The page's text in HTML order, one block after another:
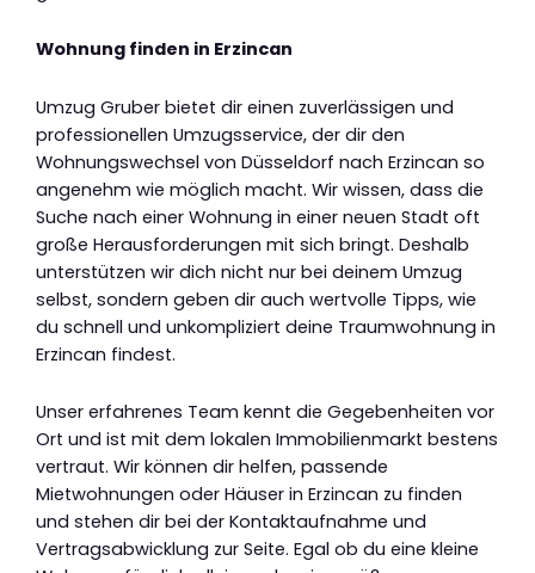
Wohnung finden in Erzincan
Umzug Gruber bietet dir einen zuverlässigen und
professionellen Umzugsservice, der dir den
Wohnungswechsel von Düsseldorf nach Erzincan so
angenehm wie möglich macht. Wir wissen, dass die
Suche nach einer Wohnung in einer neuen Stadt oft
große Herausforderungen mit sich bringt. Deshalb
unterstützen wir dich nicht nur bei deinem Umzug
selbst, sondern geben dir auch wertvolle Tipps, wie
du schnell und unkompliziert deine Traumwohnung in
Erzincan findest.
Unser erfahrenes Team kennt die Gegebenheiten vor
Ort und ist mit dem lokalen Immobilienmarkt bestens
vertraut. Wir können dir helfen, passende
Mietwohnungen oder Häuser in Erzincan zu finden
und stehen dir bei der Kontaktaufnahme und
Vertragsabwicklung zur Seite. Egal ob du eine kleine